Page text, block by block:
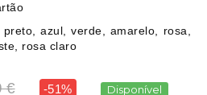
preto, azul, verde, amarelo, rosa,
rosa claro
€ -51% Disponível